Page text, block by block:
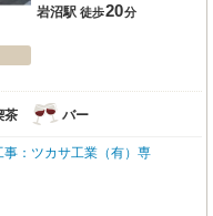
岩沼駅 徒歩20分
茶 バー
：ツカサ工業（有）専